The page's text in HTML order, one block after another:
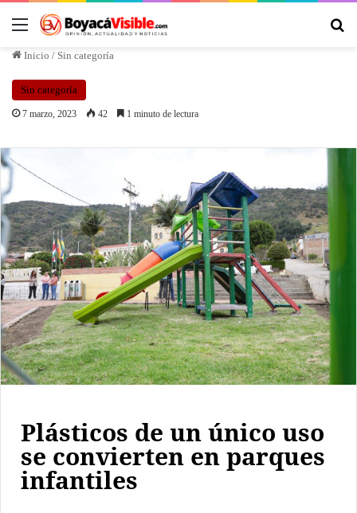
Inicio / Sin categoría
Sin categoría
7 marzo, 2023 42 1 minuto de lectura
Plásticos de un único uso
se convierten en parques
infantiles